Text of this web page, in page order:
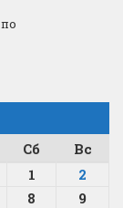
Сб
Вс
1
2
8
9